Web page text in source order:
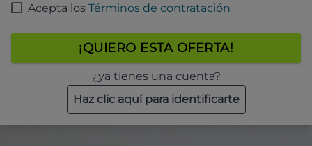
Acepta los Términos de contratación
¡QUIERO ESTA OFERTA!
¿ya tienes una cuenta?
Haz clic aquí para identificarte